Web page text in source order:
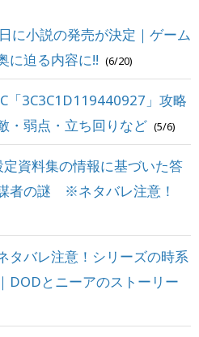
に小説の発売が決定｜ゲーム
に迫る内容に!! (6/20)
「3C3C1D119440927」攻略
・弱点・立ち回りなど (5/6)
資料集の情報に基づいた答
者の謎 ※ネタバレ注意！
タバレ注意！シリーズの時系
DODとニーアのストーリー